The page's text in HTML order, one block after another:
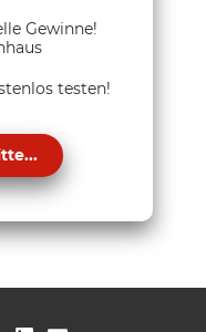
Gewinne!
testen!